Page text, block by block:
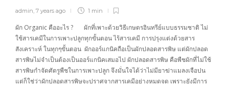
admin, 7 years ago 1 min
ผัก Organic คืออะไร ? ผักที่เพาะด้วยวิธีเกษตรอินทรีย์แบบธรรมชาติ ไม่
ใช้สารเคมีในการเพาะปลูกทุกขั้นตอน ไร้สารเคมี การปรุงแต่งด้วยสาร
สังเคราะห์ ในทุกๆขั้นตอน ผักออร์แกนิคถือเป็นผักปลอดสารพิษ แต่ผักปลอด
สารพิษไม่จำเป็นต้องเป็นออร์แกนิคเสมอไป ผักปลอดสารพิษ คือพืชผักที่ไม่ใช้
สารพิษกำจัดศัตรูพืชในการเพาะปลูก จึงมั่นใจได้ว่าไม่มียาฆ่าแมลงเจือปน
แต่ก็ใช่ว่าผักปลอดสารพิษจะปราศจากสารเคมีอย่างหมดจด เพราะยังมีการ